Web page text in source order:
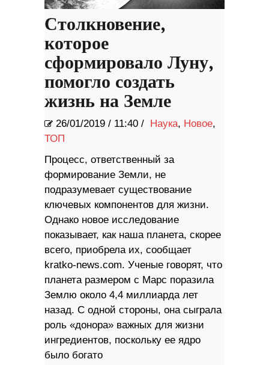
Столкновение,
которое
сформировало Луну,
помогло создать
жизнь на Земле
26/01/2019 / 11:40 / Наука, Новое,
ТОП
Процесс, ответственный за
формирование Земли, не
подразумевает существование
ключевых компонентов для жизни.
Однако новое исследование
показывает, как наша планета, скорее
всего, приобрела их, сообщает
kratko-news.com. Ученые говорят, что
планета размером с Марс поразила
Землю около 4,4 миллиарда лет
назад. С одной стороны, она сыграла
роль «донора» важных для жизни
ингредиентов, поскольку ее ядро ​​
было богато